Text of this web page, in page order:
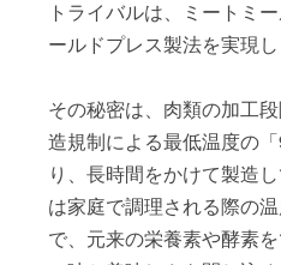
トライバルは、ミートミ
ールドプレス製法を実現し
その秘密は、肉類の加工
造規制による最低温度の
り、長時間をかけて製造
は家庭で調理される際の
で、元来の栄養素や酵素